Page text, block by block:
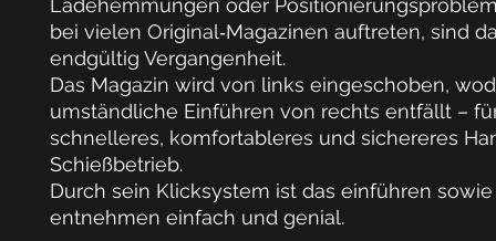
bei vielen Original‑Magazinen auftreten, sind
endgültig Vergangenheit.
Das Magazin wird von links eingeschoben,
umständliche Einführen von rechts entfällt –
schnelleres, komfortableres und sichereres
Schießbetrieb.
Durch sein Klicksystem ist das einführen sowie
entnehmen einfach und genial.